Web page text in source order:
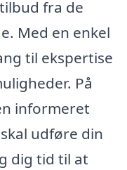
fra de
Med en enkel
til ekspertise
På
informeret
udføre din
dig tid til at